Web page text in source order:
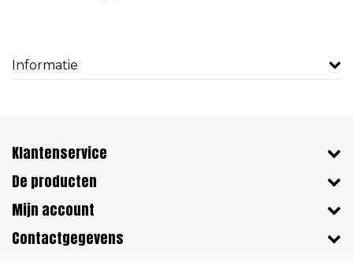
Informatie
Klantenservice
De producten
Mijn account
Contactgegevens